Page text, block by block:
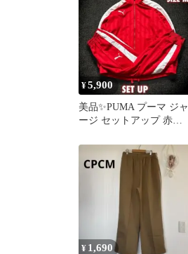
¥5,900
美品✨PUMA プーマ ジャ
ージ セットアップ 赤白
¥ 1,690